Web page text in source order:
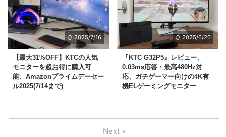
2025/7/16
【最大31%OFF】KTCの人気
モニターを超お得に購入可
能、Amazonプライムデーセー
ル2025(7/14まで)
2025/6/20
『KTC G32P5』レビュー、
0.03ms応答・最高480Hz対
応、ガチゲーマー向けの4K有
機ELゲーミングモニター
Next »